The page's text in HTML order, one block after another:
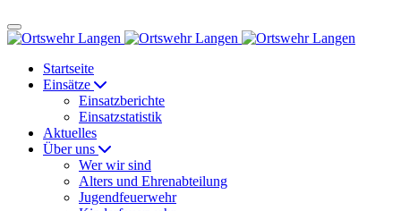
Startseite
Einsätze
Einsatzberichte
Einsatzstatistik
Aktuelles
Über uns
Wer wir sind
Alters und Ehrenabteilung
Jugendfeuerwehr